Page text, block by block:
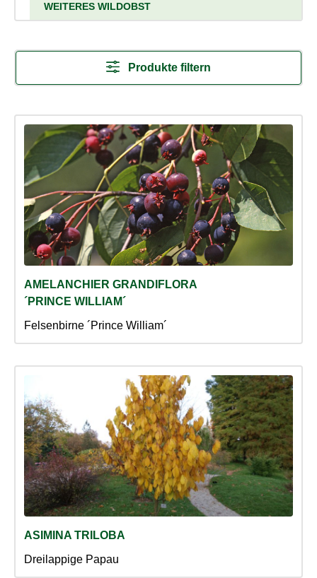
WEITERES WILDOBST
Produkte filtern
AMELANCHIER GRANDIFLORA
´PRINCE WILLIAM´
Felsenbirne ´Prince William´
ASIMINA TRILOBA
Dreilappige Papau